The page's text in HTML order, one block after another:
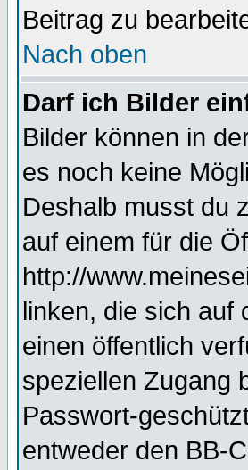
Beitrag zu
Nach oben
Darf ich Bilder
Bilder können in
es noch keine
Deshalb musst du
auf einem für die
http://
linken, die sich auf
einen öffentlich
speziellen Zugang
Passwort-
entweder den BB-